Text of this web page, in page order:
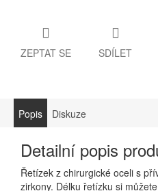
ZEPTAT SE SDÍLET
Popis Diskuze
Detailní popis
Řetízek z chirurgické oceli s
zirkony. Délku řetízku si